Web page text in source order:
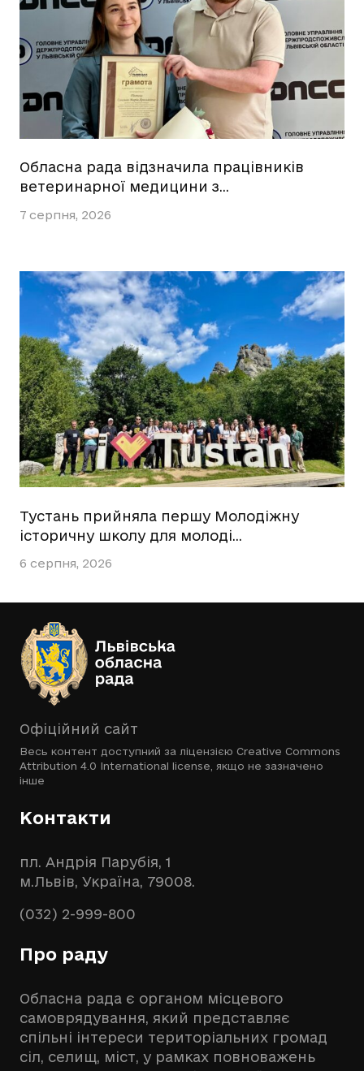
Обласна рада відзначила працівників
ветеринарної медицини з…
7 серпня, 2026
Тустань прийняла першу Молодіжну
історичну школу для молоді…
6 серпня, 2026
Офіційний сайт
Весь контент доступний за ліцензією Creative Commons
Attribution 4.0 International license , якщо не зазначено
інше
Контакти
пл. Андрія Парубія, 1
м.Львів, Україна, 79008.
(032) 2-999-800
Про раду
Обласна рада є органом місцевого
самоврядування, який представляє
спільні інтереси територіальних громад
сіл, селищ, міст, у рамках повноважень